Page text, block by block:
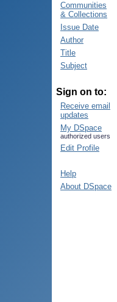
Communities
& Collections
Issue Date
Author
Title
Subject
Sign on to:
Receive email
updates
My DSpace
authorized users
Edit Profile
Help
About DSpace